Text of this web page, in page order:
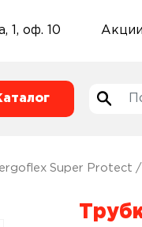
1, оф. 10 Акции
Super Protect